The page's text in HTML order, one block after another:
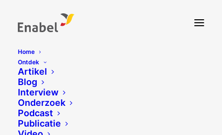
Home
Ontdek
Artikel
Blog
Interview
Onderzoek
Podcast
Publicatie